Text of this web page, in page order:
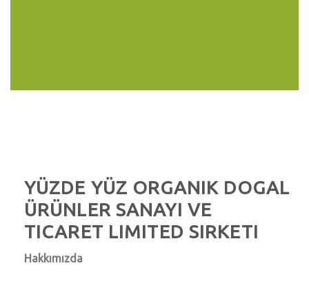
YÜZDE YÜZ ORGANIK DOGAL
ÜRÜNLER SANAYI VE
TICARET LIMITED SIRKETI
Hakkımızda